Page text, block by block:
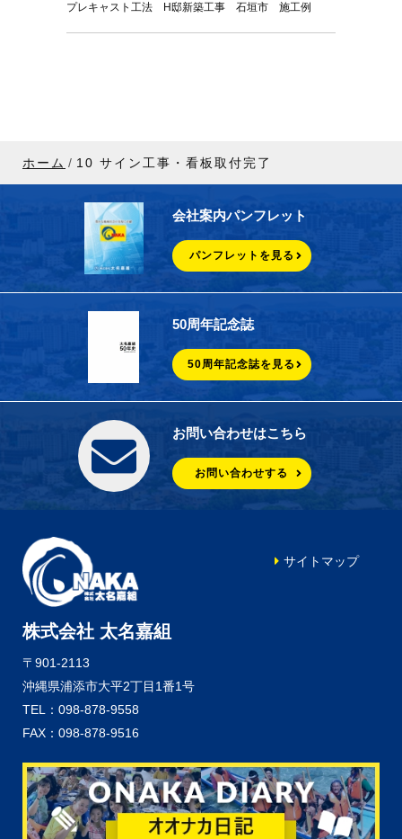
プレキャスト工法 H邸新築工事 石垣市 施工例
ホーム 10 サイン工事・看板取付完了
会社案内パンフレット
パンフレットを見る
50周年記念誌
50周年記念誌を見る
お問い合わせはこちら
お問い合わせする
株式会社 太名嘉組
〒901-2113
沖縄県浦添市大平2丁目1番1号
TEL：098-878-9558
FAX：098-878-9516
サイトマップ